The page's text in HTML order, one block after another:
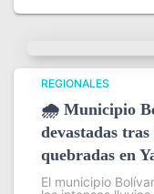
REGIONALES
🌧️ Municipio
devastadas
quebradas en
El municipio